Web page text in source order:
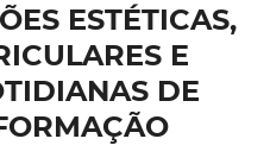
ESTÉTICAS,
E
DE